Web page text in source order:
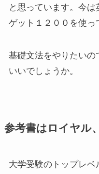
と思っています。今
ゲット１２００を使っ
基礎文法をやりたい
いいでしょうか。
参考書はロイヤル
大学受験のトップレ